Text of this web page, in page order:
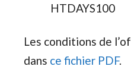
HTDAYS100
Les conditions de
dans ce fichier PDF.